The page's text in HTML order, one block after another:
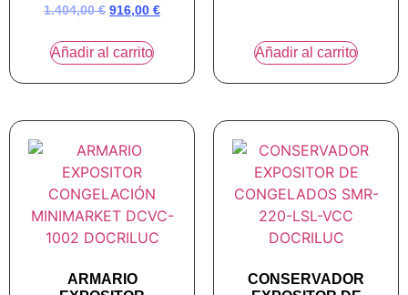
1.404,00€ 916,00 €
Añadir al carrito Añadir al carrito
ARMARIO
CONSERVADOR